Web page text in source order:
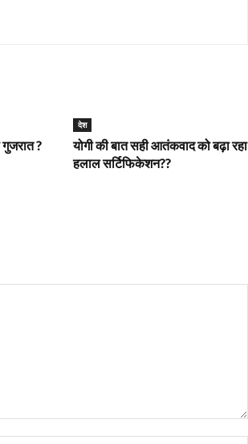
?
देश
योगी की बात सही आतंकवाद को बढ़ा रहा
हलाल सर्टिफिकेशन??